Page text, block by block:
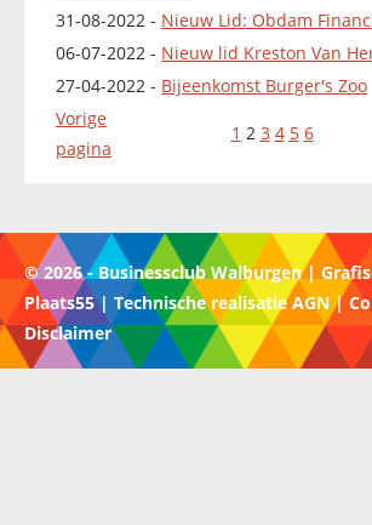
31-08-2022 - Nieuw Lid: Obdam
06-07-2022 - Nieuw lid Kreston Van
27-04-2022 - Bijeenkomst Burger's Zoo
Vorige
pagina
1 2 3 4 5 6
© 2026 - Businessclub Walburgen |
Plaats55 | Technische realisatie AGN |
Disclaimer